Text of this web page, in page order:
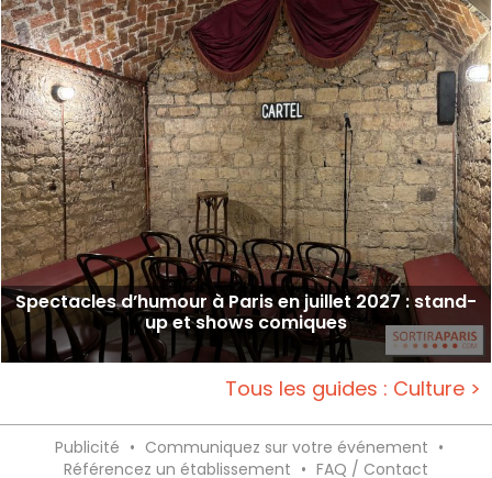
Spectacles d’humour à Paris en juillet 2027 : stand-
up et shows comiques
Tous les guides : Culture >
Publicité • Communiquez sur votre événement •
Référencez un établissement • FAQ / Contact